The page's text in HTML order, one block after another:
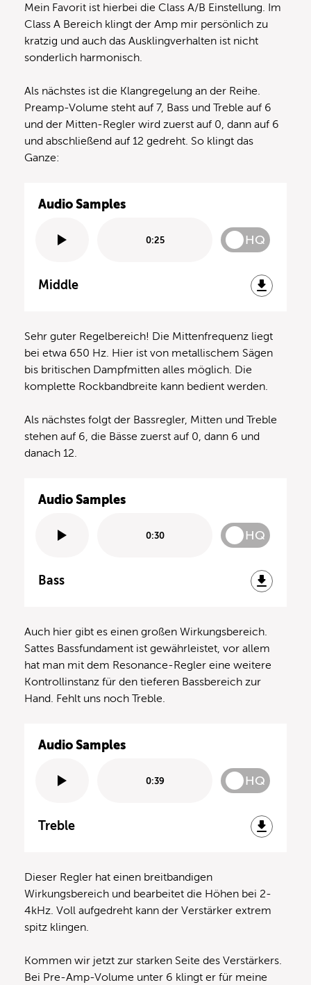
Mein Favorit ist hierbei die Class A/B Einstellung. Im
Class A Bereich klingt der Amp mir persönlich zu
kratzig und auch das Ausklingverhalten ist nicht
sonderlich harmonisch.
Als nächstes ist die Klangregelung an der Reihe.
Preamp-Volume steht auf 7, Bass und Treble auf 6
und der Mitten-Regler wird zuerst auf 0, dann auf 6
und abschließend auf 12 gedreht. So klingt das
Ganze:
Audio Samples
0:25 HQ
Middle
Sehr guter Regelbereich! Die Mittenfrequenz liegt
bei etwa 650 Hz. Hier ist von metallischem Sägen
bis britischen Dampfmitten alles möglich. Die
komplette Rockbandbreite kann bedient werden.
Als nächstes folgt der Bassregler, Mitten und Treble
stehen auf 6, die Bässe zuerst auf 0, dann 6 und
danach 12.
Audio Samples
0:30 HQ
Bass
Auch hier gibt es einen großen Wirkungsbereich.
Sattes Bassfundament ist gewährleistet, vor allem
hat man mit dem Resonance-Regler eine weitere
Kontrollinstanz für den tieferen Bassbereich zur
Hand. Fehlt uns noch Treble.
Audio Samples
0:39 HQ
Treble
Dieser Regler hat einen breitbandigen
Wirkungsbereich und bearbeitet die Höhen bei 2-
4kHz. Voll aufgedreht kann der Verstärker extrem
spitz klingen.
Kommen wir jetzt zur starken Seite des Verstärkers.
Bei Pre-Amp-Volume unter 6 klingt er für meine